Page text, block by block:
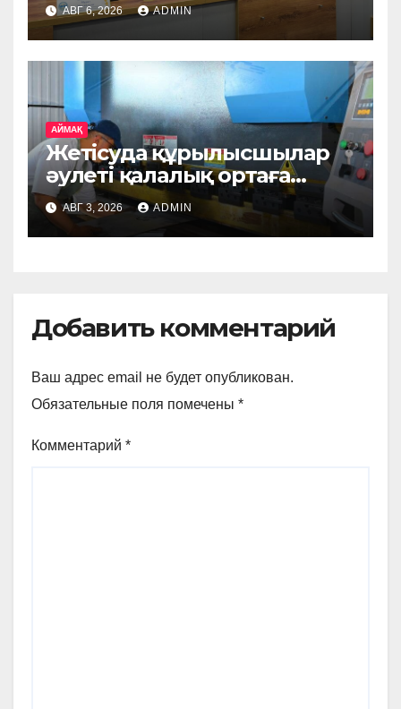
және Германиядан асыл
тұқымды жануарлар
жеткізіледі
АВГ 6, 2026 ADMIN
АЙМАҚ
Жетісуда құрылысшылар
әулеті қалалық ортаға
арналған металл
бұйымдарын шығаратын
өндірісті жолға қойды
АВГ 3, 2026 ADMIN
Добавить комментарий
Ваш адрес email не будет опубликован.
Обязательные поля помечены *
Комментарий *